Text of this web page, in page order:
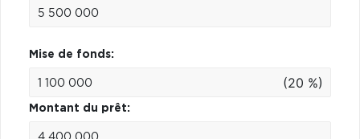
Mise de fonds:
(20 %)
Montant du prêt: